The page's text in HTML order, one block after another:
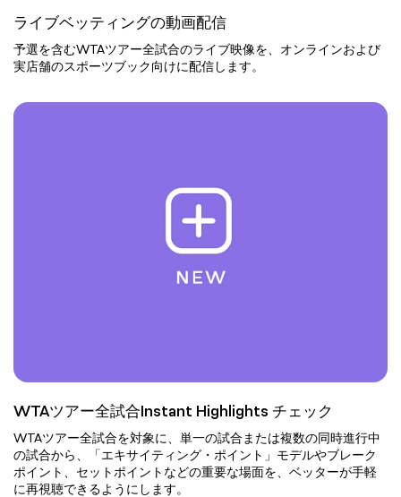
ライブベッティングの動画配信
予選を含むWTAツアー全試合のライブ映像を、オンラインおよび
実店舗のスポーツブック向けに配信します。
WTAツアー全試合Instant Highlights チェック
WTAツアー全試合を対象に、単一の試合または複数の同時進行中
の試合から、「エキサイティング・ポイント」モデルやブレーク
ポイント、セットポイントなどの重要な場面を、ベッターが手軽
に再視聴できるようにします。